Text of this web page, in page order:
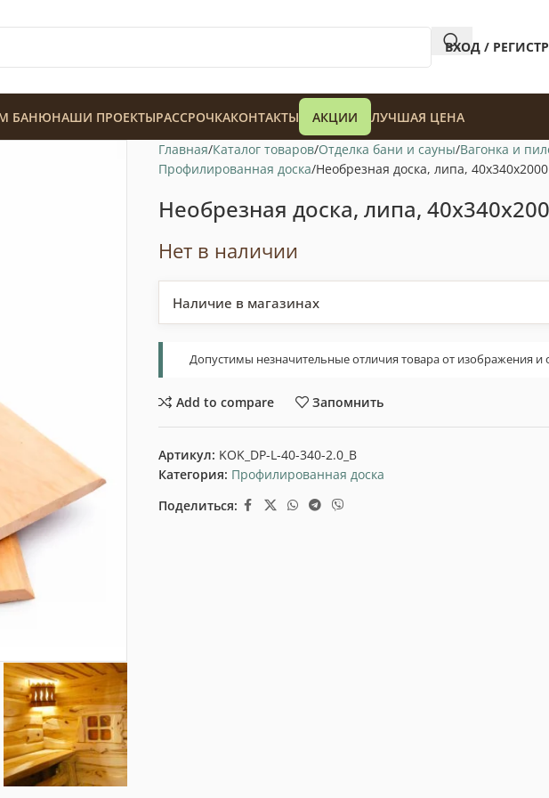
ВХОД /
БАНЮНАШИ ПРОЕКТЫРАССРОЧКАКОНТАКТЫ АКЦИИ
ЛУЧШАЯ ЦЕНА
Главная Каталог товаров Отделка бани и сауны Вагонка и
Профилированная доска Необрезная доска, липа,
Необрезная доска, липа,
Нет в наличии
Наличие в магазинах
Допустимы незначительные отличия товара от изображения и
Add to compare Запомнить
Артикул: KOK_DP-L-40-340-2.0_B
Категория: Профилированная доска
Поделиться: